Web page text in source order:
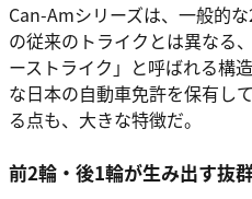
Can-Amシリーズは、一般的
の従来のトライクとは異なる
ーストライク」と呼ばれる構
な日本の自動車免許を保有し
る点も、大きな特徴だ。
前2輪・後1輪が生み出す抜